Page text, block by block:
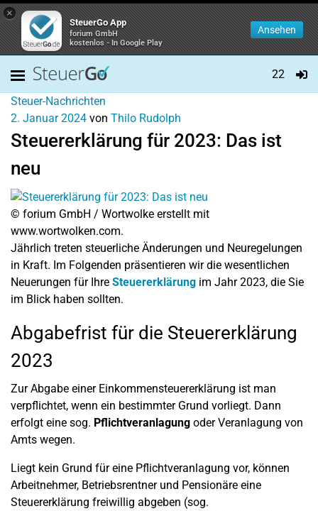
×
SteuerGo App
forium GmbH
kostenlos - In Google Play
Ansehen
22
Steuer-Nachrichten
2. Januar 2024 von Thilo Rudolph
Steuererklärung für 2023: Das ist
neu
© forium GmbH / Wortwolke erstellt mit
www.wortwolken.com.
Jährlich treten steuerliche Änderungen und Neuregelungen
in Kraft. Im Folgenden präsentieren wir die wesentlichen
Neuerungen für Ihre Steuererklärung im Jahr 2023, die Sie
im Blick haben sollten.
Abgabefrist für die Steuererklärung
2023
Zur Abgabe einer Einkommensteuererklärung ist man
verpflichtet, wenn ein bestimmter Grund vorliegt. Dann
erfolgt eine sog. Pflichtveranlagung oder Veranlagung von
Amts wegen.
Liegt kein Grund für eine Pflichtveranlagung vor, können
Arbeitnehmer, Betriebsrentner und Pensionäre eine
Steuererklärung freiwillig abgeben (sog.